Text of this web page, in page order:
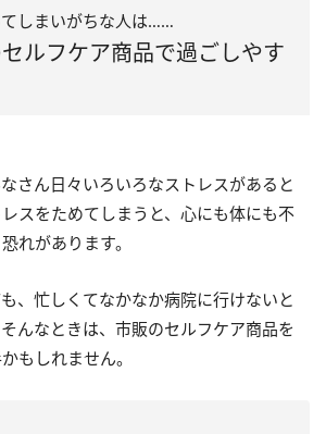
しまいがちな人は……
ルフケア商品で過ごしやす
さん日々いろいろなストレスがあると
スをためてしまうと、心にも体にも不
れがあります。
、忙しくてなかなか病院に行けないと
んなときは、市販のセルフケア商品を
もしれません。